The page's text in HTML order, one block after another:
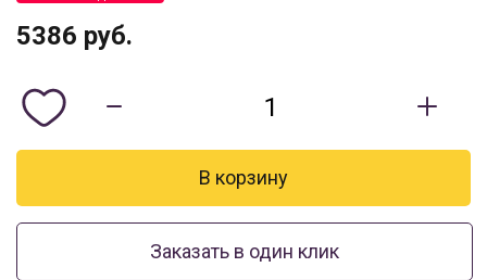
5386 руб.
Заказать в один клик